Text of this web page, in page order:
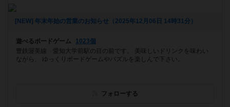
[NEW] 年末年始の営業のお知らせ（2025年12月06日 14時31分）
遊べるボードゲーム
1023個
豊鉄渥美線 愛知大学前駅の目の前です。 美味しいドリンクを味わい
ながら、 ゆっくりボードゲームやパズルを楽しんで下さい。
フォローする